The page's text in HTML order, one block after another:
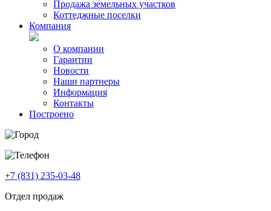
Продажа земельных участков
Коттеджные поселки
Компания
О компании
Гарантии
Новости
Наши партнеры
Информация
Контакты
Построено
+7 (831) 235-03-48
Отдел продаж